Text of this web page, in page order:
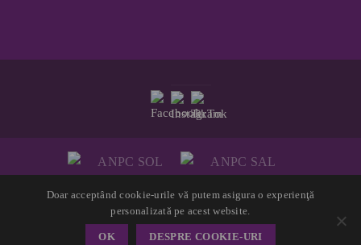
Copyright 2026 © GossipTree.ro
Website created by LUPWEB ONLINE
Doar acceptând cookie-urile vă putem asigura o experienţă
personalizată pe acest website.
OK DESPRE COOKIE-URI